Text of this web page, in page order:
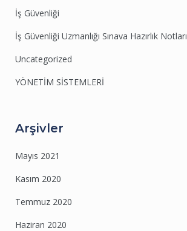
İş Güvenliği
İş Güvenliği Uzmanlığı Sınava Hazırlık Notları
Uncategorized
YÖNETİM SİSTEMLERİ
Arşivler
Mayıs 2021
Kasım 2020
Temmuz 2020
Haziran 2020